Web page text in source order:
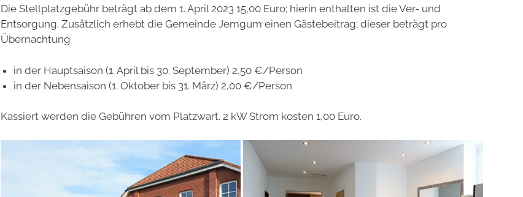
Die Stellplatzgebühr beträgt ab dem 1. April 2023 15,00 Euro; hierin enthalten ist die Ver- und
Entsorgung. Zusätzlich erhebt die Gemeinde Jemgum einen Gästebeitrag; dieser beträgt pro
Übernachtung
in der Hauptsaison (1. April bis 30. September) 2,50 €/Person
in der Nebensaison (1. Oktober bis 31. März) 2,00 €/Person
Kassiert werden die Gebühren vom Platzwart. 2 kW Strom kosten 1,00 Euro.